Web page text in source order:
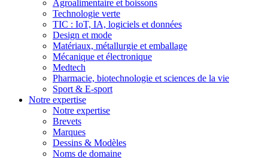
Agroalimentaire et boissons
Technologie verte
TIC : IoT, IA, logiciels et données
Design et mode
Matériaux, métallurgie et emballage
Mécanique et électronique
Medtech
Pharmacie, biotechnologie et sciences de la vie
Sport & E-sport
Notre expertise
Notre expertise
Brevets
Marques
Dessins & Modèles
Noms de domaine